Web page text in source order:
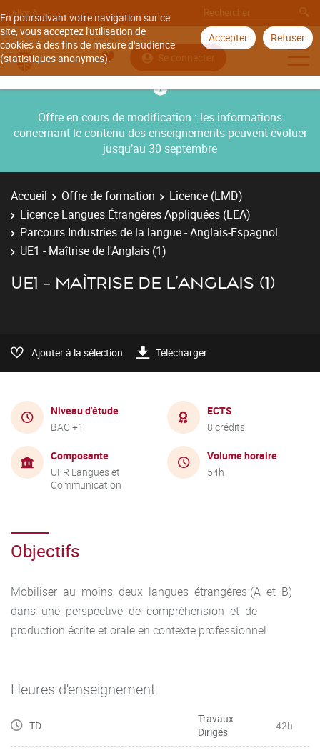
En poursuivant votre navigation sur ce
site, vous acceptez l'utilisation de
cookies à des fins de mesure d'audience
(statistiques anonymes).
Accepter Refuser
Aller à
Se connecter
Offre en cours de modification : les informations
concernant le contenu des enseignements peuvent évoluer
jusqu’au 30 septembre
Accueil Offre de formation
Licence (LMD)
Licence Langues Étrangères Appliquées (LEA)
Parcours Industries de la langue - Anglais-Espagnol
UE1 - Maîtrise de l'Anglais (1)
UE1 - MAÎTRISE DE L'ANGLAIS (1)
Ajouter à la sélection Télécharger
Niveau d'étude
BAC +1
ECTS
8 crédits
Composante
UFR Langues et
Communication
Volume horaire
54h
Objectifs
Mobiliser au moins deux langues étrangères (A et B)
dans une perspective de compréhension et de
production écrite et orale en contexte professionnel
Heures d'enseignement
TD
Travaux
Dirigés
42h